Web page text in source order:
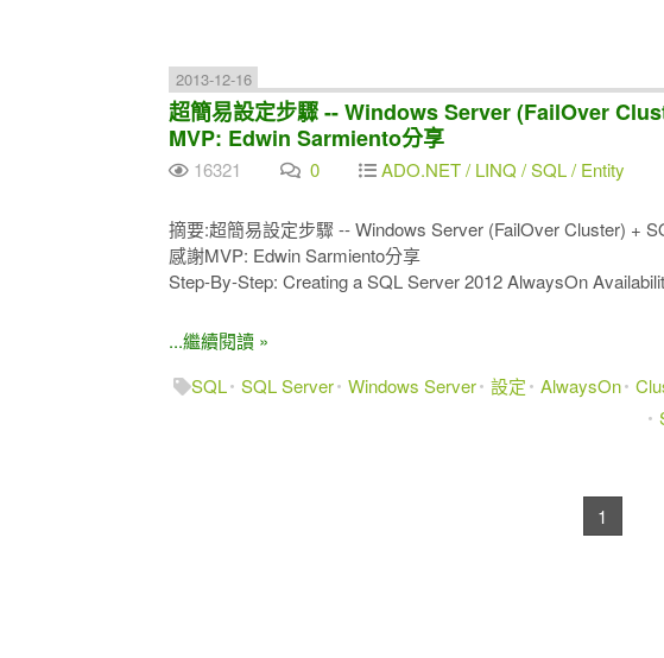
2013-12-16
超簡易設定步驟 -- Windows Server (FailOver
MVP: Edwin Sarmiento分享
16321 0 ADO.NET / LINQ / SQL / Entity
摘要:超簡易設定步驟 -- Windows Server (FailOver Cluster) +
感謝MVP: Edwin Sarmiento分享
Step-By-Step: Creating a SQL Server 2012 AlwaysOn
...繼續閱讀 »
SQL SQL Server Windows Server 設定 AlwaysOn
1